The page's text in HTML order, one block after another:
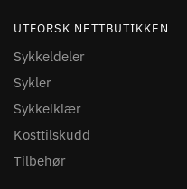
UTFORSK NETTBUTIKKEN
Sykkeldeler
Sykler
Sykkelklær
Kosttilskudd
Tilbehør